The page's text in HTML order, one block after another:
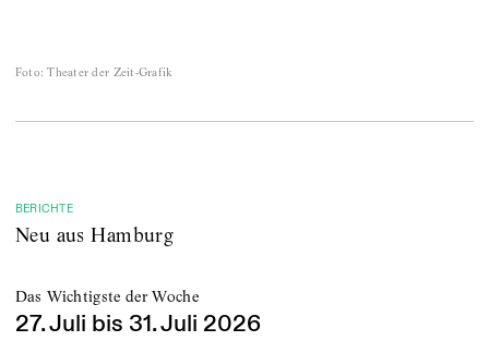
Foto: Theater der Zeit-Grafik
BERICHTE
Neu aus Hamburg
Das Wichtigste der Woche
27. Juli bis 31. Juli 2026